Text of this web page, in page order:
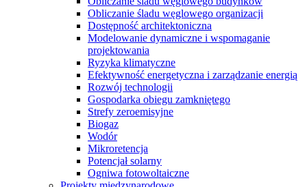
Obliczanie śladu węglowego organizacji
Dostępność architektoniczna
Modelowanie dynamiczne i wspomaganie
projektowania
Ryzyka klimatyczne
Efektywność energetyczna i zarządzanie energią
Rozwój technologii
Gospodarka obiegu zamkniętego
Strefy zeroemisyjne
Biogaz
Wodór
Mikroretencja
Potencjał solarny
Ogniwa fotowoltaiczne